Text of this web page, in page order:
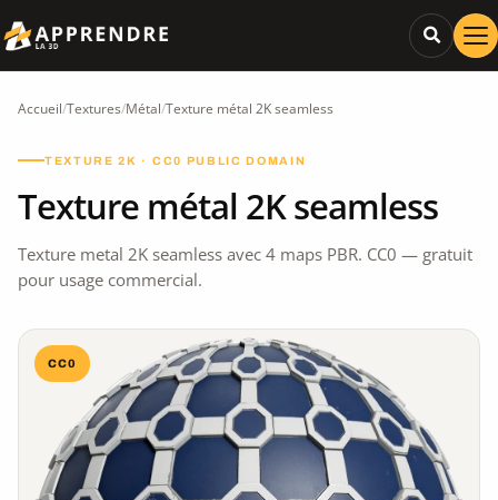
Accueil/Textures/Métal/Texture métal 2K seamless
TEXTURE 2K · CC0 PUBLIC DOMAIN
Texture métal 2K seamless
Texture metal 2K seamless avec 4 maps PBR. CC0 — gratuit
pour usage commercial.
CC0